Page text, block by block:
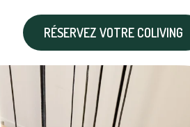
RÉSERVEZ VOTRE COLIVING